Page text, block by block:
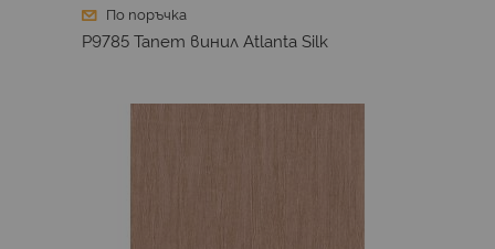
По поръчка
P9785 Тапет винил Atlanta Silk